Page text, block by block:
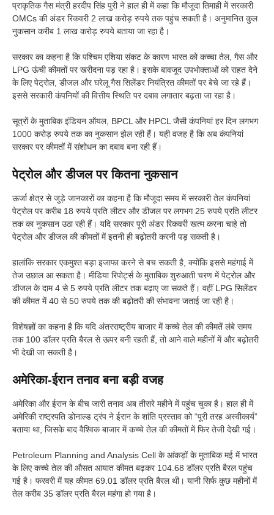
प्राकृतिक गैस मंत्री हरदीप सिंह पुरी ने हाल ही में कहा कि मौजूदा तिमाही में सरकारी
OMCs की अंडर रिकवरी 2 लाख करोड़ रुपये तक पहुंच सकती है। अनुमानित कुल
नुकसान करीब 1 लाख करोड़ रुपये बताया जा रहा है।
सरकार का कहना है कि पश्चिम एशिया संकट के कारण भारत को कच्चा तेल, गैस और
LPG ऊंची कीमतों पर खरीदना पड़ रहा है। इसके बावजूद उपभोक्ताओं को राहत देने
के लिए पेट्रोल, डीजल और घरेलू गैस सिलेंडर नियंत्रित कीमतों पर बेचे जा रहे हैं।
इससे सरकारी कंपनियों की वित्तीय स्थिति पर दबाव लगातार बढ़ता जा रहा है।
सूत्रों के मुताबिक इंडियन ऑयल, BPCL और HPCL जैसी कंपनियां हर दिन लगभग
1000 करोड़ रुपये तक का नुकसान झेल रही हैं। यही वजह है कि अब कंपनियां
सरकार पर कीमतों में संशोधन का दबाव बना रही हैं।
पेट्रोल और डीजल पर कितना नुकसान
ऊर्जा क्षेत्र से जुड़े जानकारों का कहना है कि मौजूदा समय में सरकारी तेल कंपनियां
पेट्रोल पर करीब 18 रुपये प्रति लीटर और डीजल पर लगभग 25 रुपये प्रति लीटर
तक का नुकसान उठा रही हैं। यदि सरकार पूरी अंडर रिकवरी खत्म करना चाहे तो
पेट्रोल और डीजल की कीमतों में इतनी ही बढ़ोतरी करनी पड़ सकती है।
हालांकि सरकार एकमुश्त बड़ा इजाफा करने से बच सकती है, क्योंकि इससे महंगाई में
तेज उछाल आ सकता है। मीडिया रिपोर्ट्स के मुताबिक शुरुआती चरण में पेट्रोल और
डीजल के दाम 4 से 5 रुपये प्रति लीटर तक बढ़ाए जा सकते हैं। वहीं LPG सिलेंडर
की कीमत में 40 से 50 रुपये तक की बढ़ोतरी की संभावना जताई जा रही है।
विशेषज्ञों का कहना है कि यदि अंतरराष्ट्रीय बाजार में कच्चे तेल की कीमतें लंबे समय
तक 100 डॉलर प्रति बैरल से ऊपर बनी रहती हैं, तो आने वाले महीनों में और बढ़ोतरी
भी देखी जा सकती है।
अमेरिका-ईरान तनाव बना बड़ी वजह
अमेरिका और ईरान के बीच जारी तनाव अब तीसरे महीने में पहुंच चुका है। हाल ही में
अमेरिकी राष्ट्रपति डोनाल्ड ट्रंप ने ईरान के शांति प्रस्ताव को “पूरी तरह अस्वीकार्य”
बताया था, जिसके बाद वैश्विक बाजार में कच्चे तेल की कीमतों में फिर तेजी देखी गई।
Petroleum Planning and Analysis Cell के आंकड़ों के मुताबिक मई में भारत
के लिए कच्चे तेल की औसत आयात कीमत बढ़कर 104.68 डॉलर प्रति बैरल पहुंच
गई है। फरवरी में यह कीमत 69.01 डॉलर प्रति बैरल थी। यानी सिर्फ कुछ महीनों में
तेल करीब 35 डॉलर प्रति बैरल महंगा हो गया है।